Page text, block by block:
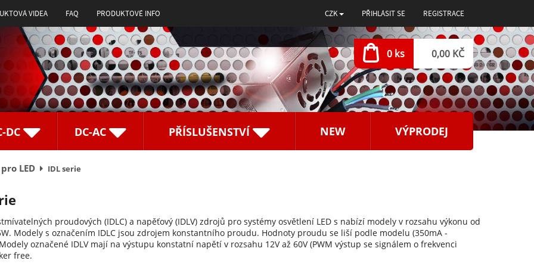
VIDEA FAQ PRODUKTOVÉ INFO CZK PŘIHLÁSIT SE REGISTRACE
0 ks 0,00 KČ
DC DC-AC PŘÍSLUŠENSTVÍ NEW VÝPRODEJ
LED IDL serie
proudových (IDLC) a napěťový (IDLV) zdrojů pro systémy osvětlení LED s nabízí modely v rozsahu výkonu od
Modely s označením IDLC jsou zdrojem konstantního proudu. Hodnoty proudu se liší podle modelu (350mA -
označené IDLV mají na výstupu konstatní napětí v rozsahu 12V až 60V (PWM výstup se signálem o frekvenci
free.